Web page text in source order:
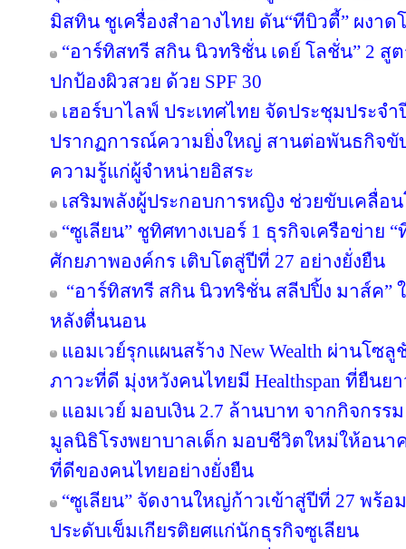
มิสทิน ชูเครื่องสำอางไทย ดัน“ทีบิวตี้” ผงาด
“อาร์ทิสทรี สกิน นิวทริชั่น เดย์ โลชั่น” 2 สู
ปกป้องผิวสวย ด้วย SPF 30
เฮอร์บาไลฟ์ ประเทศไทย จัดประชุมประจำปี
ปรากฏการณ์ความยิ่งใหญ่ สานต่อพันธกิจขั
ความรู้แก่ผู้จำหน่ายอิสระ
เสริมพลังผู้ประกอบการหญิง ช่วยขับเคลื่อ
“ซูเลียน” ชูทิศทางเบอร์ 1 ธุรกิจเครือข่าย
ศักยภาพองค์กร เติบโตสู่ปีที่ 27 อย่างยั่งยืน
“อาร์ทิสทรี สกิน นิวทริชั่น สลีปปิ้ง มาส์ค”
หลังตื่นนอน
แอมเวย์รุกแผนสร้าง New Wealth ผ่านโ
ภาวะที่ดี มุ่งหวังคนไทยมี Healthspan ที่ยืนย
แอมเวย์ มอบเงิน 2.7 ล้านบาท จากกิจกรร
มูลนิธิโรงพยาบาลเด็ก มอบชีวิตใหม่ให้อน
ที่ดีของคนไทยอย่างยั่งยืน
“ซูเลียน” จัดงานใหญ่ก้าวเข้าสู่ปีที่ 27 พร้
ประดับเข็มเกียรติยศแก่นักธุรกิจซูเลียน